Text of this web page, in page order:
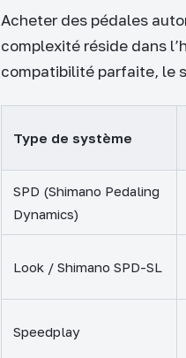
Acheter des pédales
complexité réside dans
compatibilité parfaite, le
Type de système
SPD (Shimano Pedaling
Dynamics)
Look / Shimano SPD-SL
Speedplay